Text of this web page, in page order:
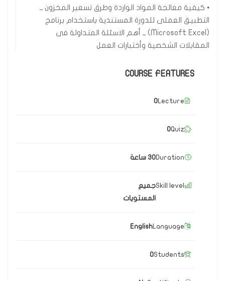
• كيفية معالجة المواد الواردة وطرق تسعير المخزون ــ
التطبيق العملى للدورة المستندية باستخدام برنامج
(Microsoft Excel) ــ أهم الاسئلة المتداولة فى
المقابلات الشخصية وأختبارات العمل
COURSE FEATURES
Lecture
0
Quiz
0
Duration30 ساعة
Skill levelجميع
المستويات
Language
English
Students
0